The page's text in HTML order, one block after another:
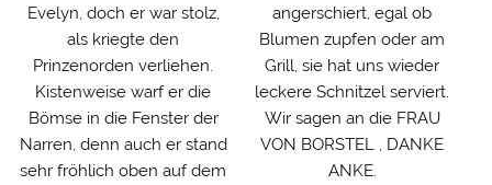
Evelyn, doch er war stolz,
als kriegte den
Prinzenorden verliehen.
Kistenweise warf er die
Bömse in die Fenster der
Narren, denn auch er stand
sehr fröhlich oben auf dem
angerschiert, egal ob
Blumen zupfen oder am
Grill, sie hat uns wieder
leckere Schnitzel serviert.
Wir sagen an die FRAU
VON BORSTEL , DANKE
ANKE.